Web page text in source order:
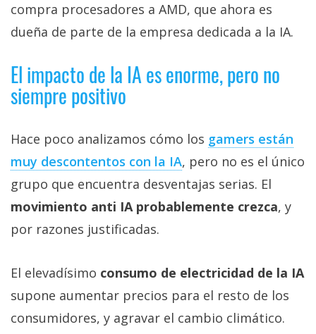
compra procesadores a AMD, que ahora es
dueña de parte de la empresa dedicada a la IA.
El impacto de la IA es enorme, pero no
siempre positivo
Hace poco analizamos cómo los gamers están
muy descontentos con la IA‎, pero no es el único
grupo que encuentra desventajas serias. El
movimiento anti IA probablemente crezca, y
por razones justificadas.
El elevadísimo consumo de electricidad de la IA
supone aumentar precios para el resto de los
consumidores, y agravar el cambio climático.